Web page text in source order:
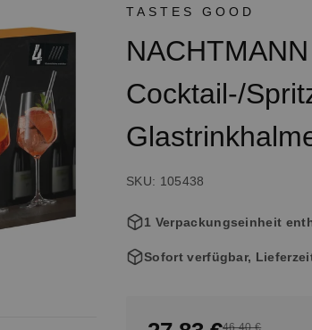
TASTES GOOD
Cocktail-/
SKU: 105438
1 Verpackungseinheit
Sofort verfügbar,
46,40 €